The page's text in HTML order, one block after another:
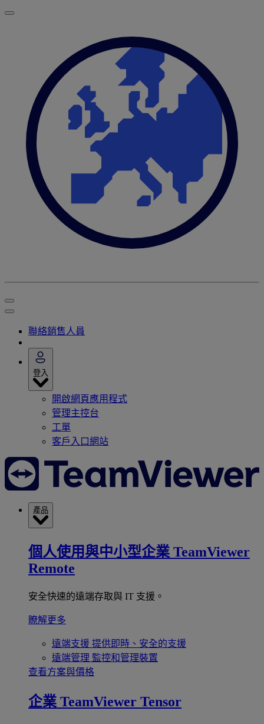
聯絡銷售人員
登入
開啟網頁應用程式
管理主控台
工單
客戶入口網站
產品
個人使用與中小型企業 TeamViewer
Remote
安全快速的遠端存取與 IT 支援。
瞭解更多
遠端支援 提供即時、安全的支援
遠端管理 監控和管理裝置
查看方案與價格
企業 TeamViewer Tensor